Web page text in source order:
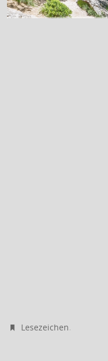
Lesezeichen.